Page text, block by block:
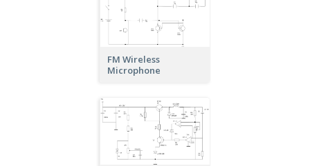
FM Wireless
Microphone